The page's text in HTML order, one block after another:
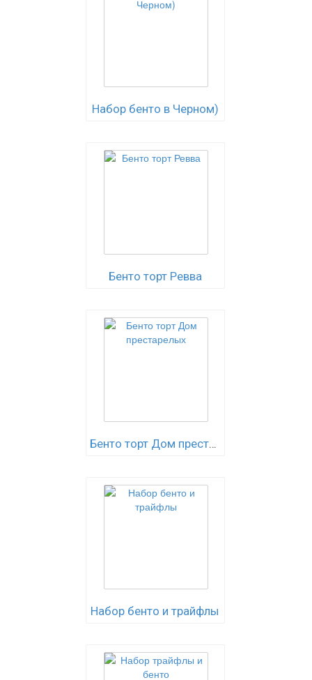
Набор бенто в Черном)
Бенто торт Ревва
Бенто торт Дом престарелых
Набор бенто и трайфлы